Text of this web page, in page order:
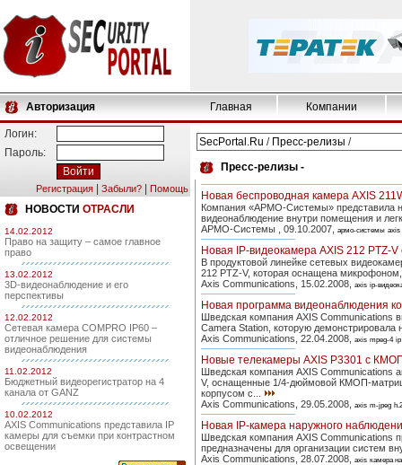
Авторизация Главная Компании
Логин:
Пароль:
Регистрация Забыли? Помощь
НОВОСТИ ОТРАСЛИ
14.02.2012
Право на защиту – самое главное
право
13.02.2012
3D-видеонаблюдение и его
перспективы
12.02.2012
Сетевая камера COMPRO IP60 –
отличное решение для системы
видеонаблюдения
11.02.2012
Бюджетный видеорегистратор на 4
канала от GANZ
10.02.2012
AXIS Communications представила IP
камеры для съемки при контрастном
освещении
SecPortal.Ru / Пресс-релизы /
Пресс-релизы -
Новая беспроводная камера AXIS
Компания «АРМО-Системы» представила
видеонаблюдение внутри помещения и
АРМО-Системы , 09.10.2007,
армо-системы axis
Новая IP-видеокамера AXIS 212 PTZ-
В продуктовой линейке сетевых
212 PTZ-V, которая оснащена
Axis Communications, 15.02.2008,
axis ip-
Новая программа видеонаблюдения
Шведская компания AXIS Communications
Camera Station, которую
Axis Communications, 22.04.2008,
axis mpeg-4
Новые телекамеры AXIS P3301 с
Шведская компания AXIS Communications
V, оснащенные 1/4-дюймовой КМОП-
корпусом с...
Axis Communications, 29.05.2008,
axis m-jpeg
Новая IP-камера наружного
Шведская компания AXIS Communications
предназначены для организации систем
Axis Communications, 28.07.2008,
axis камера